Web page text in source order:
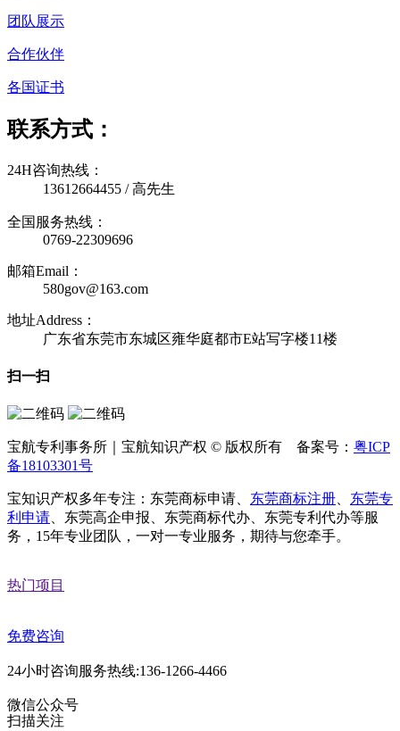
团队展示
合作伙伴
各国证书
联系方式：
24H咨询热线：
13612664455 / 高先生
全国服务热线：
0769-22309696
邮箱Email：
580gov@163.com
地址Address：
广东省东莞市东城区雍华庭都市E站写字楼11楼
扫一扫
宝航专利事务所｜宝航知识产权 © 版权所有 备案号： 粤ICP
备18103301号
宝知识产权多年专注：东莞商标申请、 东莞商标注册、 东莞专
利申请、东莞高企申报、东莞商标代办、东莞专利代办等服
务，15年专业团队，一对一专业服务，期待与您牵手。
热门项目
免费咨询
24小时咨询服务热线:136-1266-4466
微信公众号
扫描关注